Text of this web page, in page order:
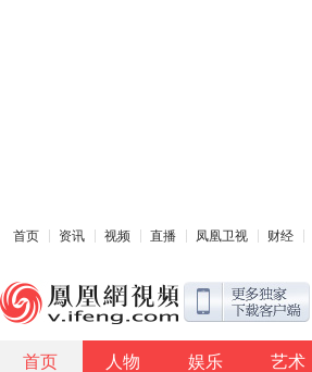
首页 资讯 视频 直播 凤凰卫视 财经
首页 人物 娱乐 艺术